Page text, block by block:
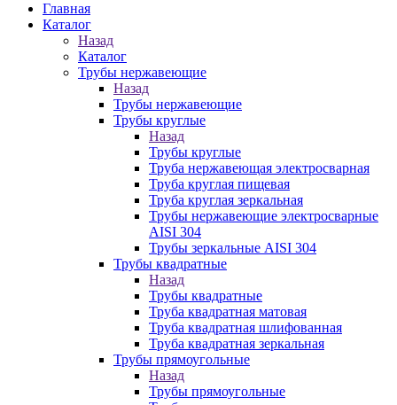
Главная
Каталог
Назад
Каталог
Трубы нержавеющие
Назад
Трубы нержавеющие
Трубы круглые
Назад
Трубы круглые
Труба нержавеющая электросварная
Труба круглая пищевая
Труба круглая зеркальная
Трубы нержавеющие электросварные
AISI 304
Трубы зеркальные AISI 304
Трубы квадратные
Назад
Трубы квадратные
Труба квадратная матовая
Труба квадратная шлифованная
Труба квадратная зеркальная
Трубы прямоугольные
Назад
Трубы прямоугольные